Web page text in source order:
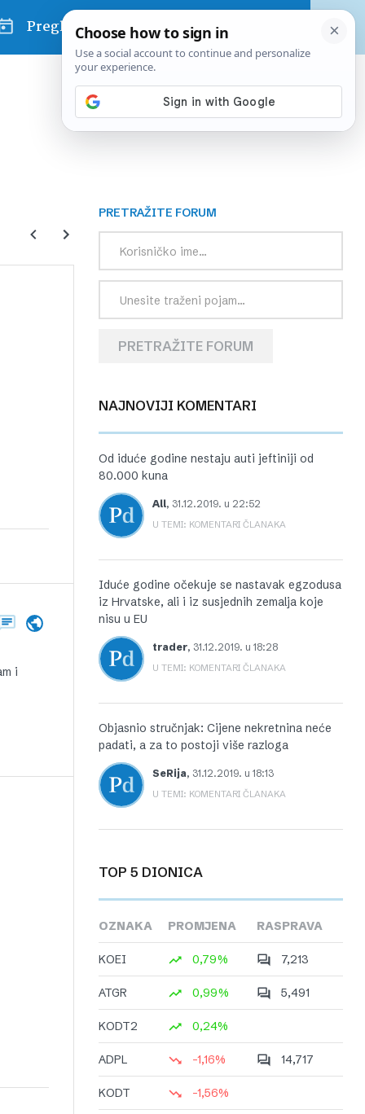
Pregled dana
i
PRETRAŽITE FORUM
PRETRAŽITE FORUM
NAJNOVIJI KOMENTARI
Od iduće godine nestaju auti jeftiniji od
80.000 kuna
All, 31.12.2019. u 22:52
U TEMI: KOMENTARI ČLANAKA
Iduće godine očekuje se nastavak egzodusa
iz Hrvatske, ali i iz susjednih zemalja koje
nisu u EU
trader, 31.12.2019. u 18:28
U TEMI: KOMENTARI ČLANAKA
Objasnio stručnjak: Cijene nekretnina neće
padati, a za to postoji više razloga
SeRija, 31.12.2019. u 18:13
U TEMI: KOMENTARI ČLANAKA
TOP 5 DIONICA
OZNAKA PROMJENA RASPRAVA
KOEI 0,79% 7,213
ATGR 0,99% 5,491
KODT2 0,24%
ADPL -1,16% 14,717
KODT -1,56%